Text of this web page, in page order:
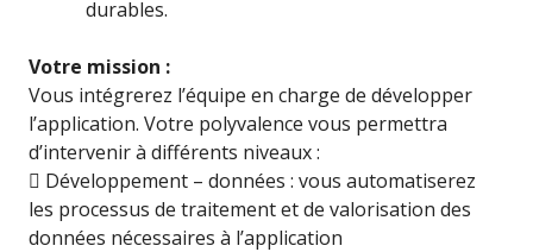
durables.
Votre mission :
Vous intégrerez l’équipe en charge de développer
l’application. Votre polyvalence vous permettra
d’intervenir à différents niveaux :
 Développement – données : vous automatiserez
les processus de traitement et de valorisation des
données nécessaires à l’application